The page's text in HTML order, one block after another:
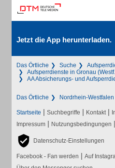
Jetzt die App herunterladen.
Das Örtliche Suche
Aufsperrdienste in Gronau
AA Absicherungs- und
Das Örtliche Nordrhein-Westfalen
Startseite | Suchbegriffe | Kontakt |
Impressum | Nutzungsbedingungen |
Datenschutz-Einstellungen
Facebook - Fan werden | Auf